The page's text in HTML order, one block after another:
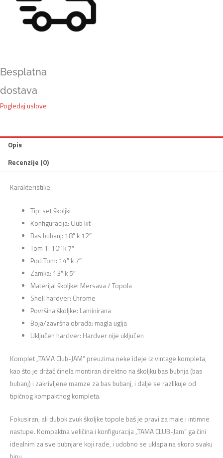
Besplatna
dostava
Pogledaj uslove
Opis
Recenzije (0)
Karakteristike:
Tip: set školjki
Konfiguracija: Club kit
Bas bubanj: 18″ k 12″
Tom 1: 10″ k 7″
Pod Tom: 14″ k 7″
Zamka: 13″ k 5″
Materijal školjke: Mersava / Topola
Shell hardver: Chrome
Površina školjke: Laminirana
Boja/završna obrada: magla uglja
Uključen hardver: Hardver nije uključen
Komplet „TAMA Club-JAM“ preuzima neke ideje iz vintage kompleta,
kao što je držač činela montiran direktno na školjku bas bubnja (bas
bubanj) i zakrivljene mamze za bas bubanj, i dalje se razlikuje od
tipičnog kompaktnog kompleta.
Fokusiran, ali dubok zvuk školjke topole baš je pravi za male i intimne
nastupe. Kompaktna veličina i konfiguracija „TAMA CLUB-Jam“ ga čini
idealnim za sve bubnjare koji rade, i udobno se uklapa na skoro svaku